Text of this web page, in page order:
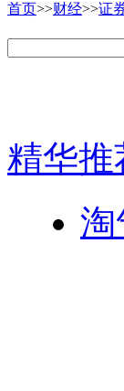
首页>>财经>>证
精华推
淘